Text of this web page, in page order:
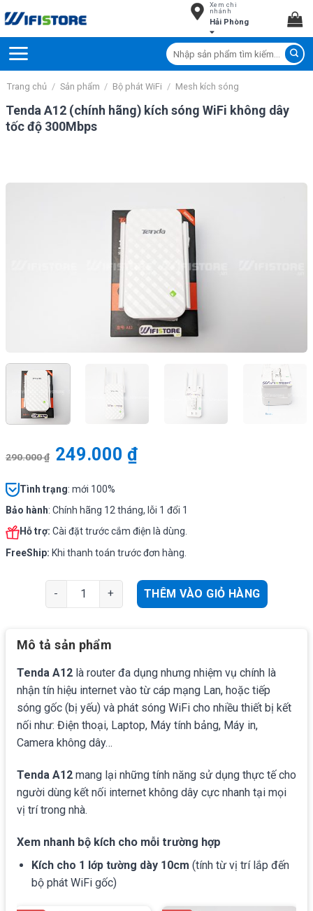
to
Xem chi
nhánh
Hải Phòng
Tìm
kiếm:
Trang chủ / Sản phẩm / Bộ phát WiFi / Mesh kích sóng
Tenda A12 (chính hãng) kích sóng WiFi không dây
tốc độ 300Mbps
290.000₫ 249.000₫
Tình trạng: mới 100%
Bảo hành: Chính hãng 12 tháng, lỗi 1 đổi 1
Hỗ trợ: Cài đặt trước cắm điện là dùng.
FreeShip: Khi thanh toán trước đơn hàng.
Tenda A12 (chính hãng) kích sóng WiFi không dây tốc
THÊM VÀO GIỎ HÀNG
Mô tả sản phẩm
Tenda A12 à router đa dụng nhưng nhiệm vụ chính là
nhận tín hiệu internet vào từ cáp mạng Lan, hoặc tiếp
sóng gốc (bị yếu) và phát sóng WiFi cho nhiều thiết bị kết
nối như: Điện thoại, Laptop, Máy tính bảng, Máy in,
Camera không dây…
Tenda A12 mang lại những tính năng sử dụng thực tế cho
người dùng kết nối internet không dây cực nhanh tại mọi
vị trí trong nhà.
Xem nhanh bộ kích cho mỗi trường hợp
Kích cho 1 lớp tường dày 10cm (tính từ vị trí lắp đến
bộ phát WiFi gốc)